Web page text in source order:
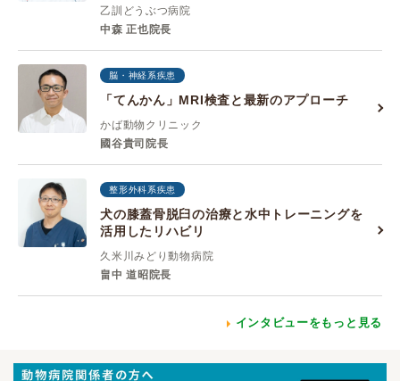
乙訓どうぶつ病院
中森 正也院長
脳・神経系疾患
「てんかん」MRI検査と最新のアプローチ
かば動物クリニック
國谷貴司院長
整形外科系疾患
犬の膝蓋骨脱臼の治療と水中トレーニングを
活用したリハビリ
久米川みどり動物病院
畠中 道昭院長
インタビューをもっと見る